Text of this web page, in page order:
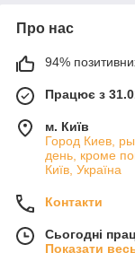
Про нас
94%
Працює з
м. Київ
Город Киев,
день, кроме
Київ, Україна
Контакти
Сьогодні
Показати